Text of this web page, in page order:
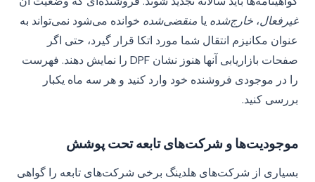
غیرفعال، خارج‌شده یا منقضی‌شده خوانده می‌شود نمی‌تواند به
عنوان مکانیزم انتقال شما مورد اتکا قرار گیرد، حتی اگر
صفحات بازاریابی آنها هنوز نشان DPF را نمایش دهند. فهرست
را در موجودی فروشنده خود وارد کنید و هر سه ماه یکبار
بررسی کنید.
موجودیت‌ها و شرکت‌های تابعه تحت پوشش
بسیاری از شرکت‌های هلدینگ برخی شرکت‌های تابعه را گواهی